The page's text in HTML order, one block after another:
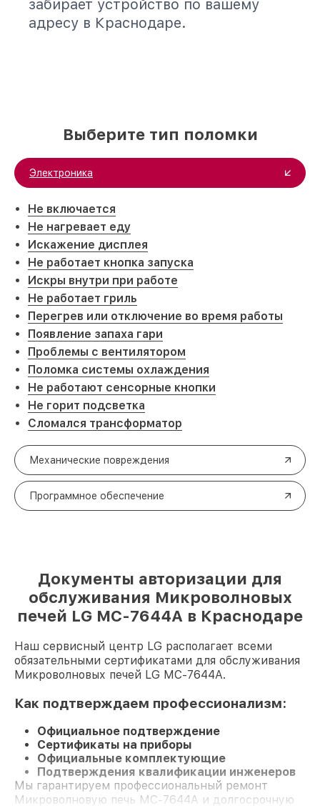
забирает устройство по вашему
адресу в Краснодаре.
Выберите тип поломки
Электроника
Не включается
Не нагревает еду
Искажение дисплея
Не работает кнопка запуска
Искры внутри при работе
Не работает гриль
Перегрев или отключение во время работы
Появление запаха гари
Проблемы с вентилятором
Поломка системы охлаждения
Не работают сенсорные кнопки
Не горит подсветка
Сломался трансформатор
Механические повреждения
Программное обеспечение
Документы авторизации для
обслуживания Микроволновых
печей LG MC-7644A в Краснодаре
Наш сервисный центр LG располагает всеми
обязательными сертификатами для обслуживания
Микроволновых печей LG MC-7644A.
Как подтверждаем профессионализм:
Официальное подтверждение
Сертификаты на приборы
Официальные комплектующие
Подтверждения квалификации инженеров
Мы гарантируем профессиональный ремонт
Микроволновую печь MC-7644A и долгосрочную